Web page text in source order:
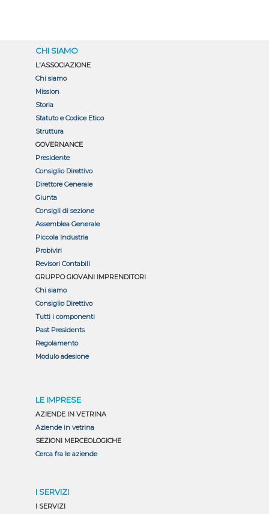
CHI SIAMO
L'ASSOCIAZIONE
Chi siamo
Mission
Storia
Statuto e Codice Etico
Struttura
GOVERNANCE
Presidente
Consiglio Direttivo
Direttore Generale
Giunta
Consigli di sezione
Assemblea Generale
Piccola Industria
Probiviri
Revisori Contabili
GRUPPO GIOVANI IMPRENDITORI
Chi siamo
Consiglio Direttivo
Tutti i componenti
Past Presidents
Regolamento
Modulo adesione
LE IMPRESE
AZIENDE IN VETRINA
Aziende in vetrina
SEZIONI MERCEOLOGICHE
Cerca fra le aziende
I SERVIZI
I SERVIZI